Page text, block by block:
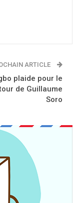
ARTICLE
plaide pour le
de Guillaume
Soro